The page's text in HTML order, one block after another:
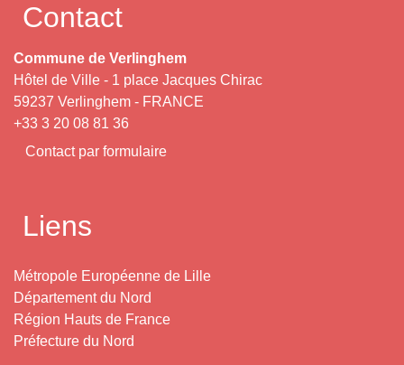
Contact
Commune de Verlinghem
Hôtel de Ville - 1 place Jacques Chirac
59237 Verlinghem - FRANCE
+33 3 20 08 81 36
Contact par formulaire
Liens
Métropole Européenne de Lille
Département du Nord
Région Hauts de France
Préfecture du Nord